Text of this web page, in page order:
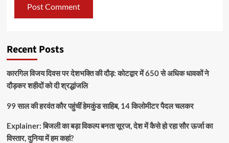
Recent Posts
कारगिल विजय दिवस पर देशभक्ति की दौड़: कोटद्वार में 650 से अधिक धावकों ने
दौड़कर शहीदों को दी श्रद्धांजलि
99 साल की हरवंत कौर पहुंचीं हेमकुंड साहिब, 14 किलोमीटर पैदल चलकर
Explainer: बिजली का बड़ा विकल्प बनता सूरज, देश में कैसे हो रहा सौर ऊर्जा का
विस्तार, दुनिया में हम कहां?